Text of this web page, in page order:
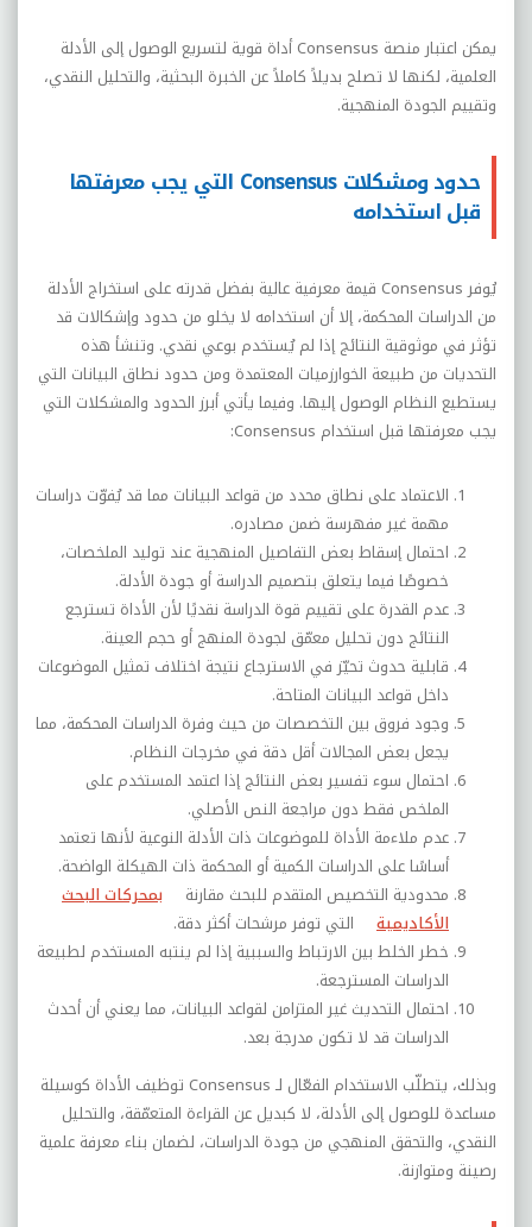
يمكن اعتبار منصة Consensusأداة قوية لتسريع الوصول إلى الأدلة
العلمية، لكنها لا تصلح بديلاً كاملاً عن الخبرة البحثية، والتحليل النقدي،
وتقييم الجودة المنهجية.
حدود ومشكلات Consensus التي يجب معرفتها
قبل استخدامه
يُوفرConsensus قيمة معرفية عالية بفضل قدرته على استخراج الأدلة
من الدراسات المحكمة، إلا أن استخدامه لا يخلو من حدود وإشكالات قد
تؤثر في موثوقية النتائج إذا لم يُستخدم بوعي نقدي. وتنشأ هذه
التحديات من طبيعة الخوارزميات المعتمدة ومن حدود نطاق البيانات التي
يستطيع النظام الوصول إليها. وفيما يأتي أبرز الحدود والمشكلات التي
يجب معرفتها قبل استخدام Consensus
:
الاعتماد على نطاق محدد من قواعد البيانات مما قد يُفوّت دراسات
مهمة غير مفهرسة ضمن مصادره.
احتمال إسقاط بعض التفاصيل المنهجية عند توليد الملخصات،
خصوصًا فيما يتعلق بتصميم الدراسة أو جودة الأدلة.
عدم القدرة على تقييم قوة الدراسة نقديًا لأن الأداة تسترجع
النتائج دون تحليل معمّق لجودة المنهج أو حجم العينة.
قابلية حدوث تحيّز في الاسترجاع نتيجة اختلاف تمثيل الموضوعات
داخل قواعد البيانات المتاحة.
وجود فروق بين التخصصات من حيث وفرة الدراسات المحكمة، مما
يجعل بعض المجالات أقل دقة في مخرجات النظام.
احتمال سوء تفسير بعض النتائج إذا اعتمد المستخدم على
الملخص فقط دون مراجعة النص الأصلي.
عدم ملاءمة الأداة للموضوعات ذات الأدلة النوعية لأنها تعتمد
أساسًا على الدراسات الكمية أو المحكمة ذات الهيكلة الواضحة.
محدودية التخصيص المتقدم للبحث مقارنة
بمحركات البحث
الأكاديمية
التي توفر مرشحات أكثر دقة.
خطر الخلط بين الارتباط والسببية إذا لم ينتبه المستخدم لطبيعة
الدراسات المسترجعة.
احتمال التحديث غير المتزامن لقواعد البيانات، مما يعني أن أحدث
الدراسات قد لا تكون مدرجة بعد.
وبذلك، يتطلّب الاستخدام الفعّال لـ Consensus توظيف الأداة كوسيلة
مساعدة للوصول إلى الأدلة، لا كبديل عن القراءة المتعمّقة، والتحليل
النقدي، والتحقق المنهجي من جودة الدراسات، لضمان بناء معرفة علمية
رصينة ومتوازنة.